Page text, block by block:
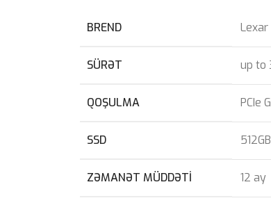
BREND Lexar
SÜRƏT up to
QOŞULMA PCIe
SSD 512GB
ZƏMANƏT MÜDDƏTI 12 ay